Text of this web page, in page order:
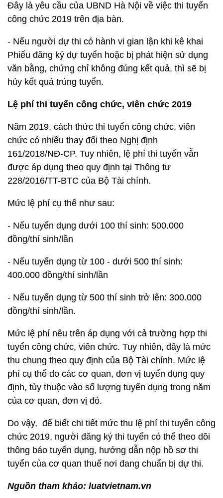
Đây là yêu cầu của UBND Hà Nội về việc thi tuyển
công chức 2019 trên địa bàn.
- Nếu người dự thi có hành vi gian lận khi kê khai
Phiếu đăng ký dự tuyển hoặc bị phát hiện sử dụng
văn bằng, chứng chỉ không đúng kết quả, thì sẽ bị
hủy kết quả trúng tuyển.
Lệ phí thi tuyển công chức, viên chức 2019
Năm 2019, cách thức thi tuyển công chức, viên
chức có nhiều thay đổi theo Nghị định
161/2018/NĐ-CP. Tuy nhiên, lệ phí thi tuyển vẫn
được áp dụng theo quy định tại Thông tư
228/2016/TT-BTC của Bộ Tài chính.
Mức lệ phí cụ thể như sau:
- Nếu tuyển dụng dưới 100 thí sinh: 500.000
đồng/thí sinh/lần
- Nếu tuyển dụng từ 100 - dưới 500 thí sinh:
400.000 đồng/thí sinh/lần
- Nếu tuyển dụng từ 500 thí sinh trở lên: 300.000
đồng/thí sinh/lần.
Mức lệ phí nêu trên áp dụng với cả trường hợp thi
tuyển công chức, viên chức. Tuy nhiên, đây là mức
thu chung theo quy định của Bộ Tài chính. Mức lệ
phí cụ thể do các cơ quan, đơn vị tuyển dụng quy
định, tùy thuộc vào số lượng tuyển dụng trong năm
của cơ quan, đơn vị đó.
Do vậy, để biết chi tiết mức thu lệ phí thi tuyển công
chức 2019, người đăng ký thi tuyển có thể theo dõi
thông báo tuyển dụng, hướng dẫn nộp hồ sơ thi
tuyển của cơ quan thuế nơi đang chuẩn bị dự thi.
Nguồn tham khảo: luatvietnam.vn